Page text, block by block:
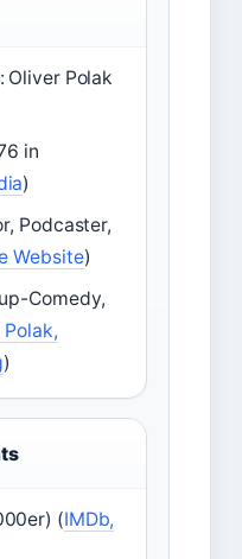
Oliver Polak
in
)
Podcaster,
Website)
Comedy,
)
(IMDb,